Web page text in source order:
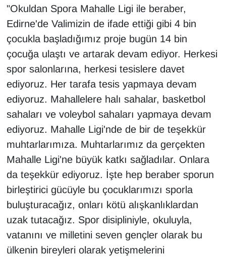
"Okuldan Spora Mahalle Ligi ile beraber,
Edirne'de Valimizin de ifade ettiği gibi 4 bin
çocukla başladığımız proje bugün 14 bin
çocuğa ulaştı ve artarak devam ediyor. Herkesi
spor salonlarına, herkesi tesislere davet
ediyoruz. Her tarafa tesis yapmaya devam
ediyoruz. Mahallelere halı sahalar, basketbol
sahaları ve voleybol sahaları yapmaya devam
ediyoruz. Mahalle Ligi'nde de bir de teşekkür
muhtarlarımıza. Muhtarlarımız da gerçekten
Mahalle Ligi'ne büyük katkı sağladılar. Onlara
da teşekkür ediyoruz. İşte hep beraber sporun
birleştirici gücüyle bu çocuklarımızı sporla
buluşturacağız, onları kötü alışkanlıklardan
uzak tutacağız. Spor disipliniyle, okuluyla,
vatanını ve milletini seven gençler olarak bu
ülkenin bireyleri olarak yetişmelerini